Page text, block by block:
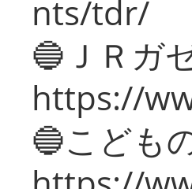
nts/tdr/
🔵ＪＲガ
https://
🔵こども